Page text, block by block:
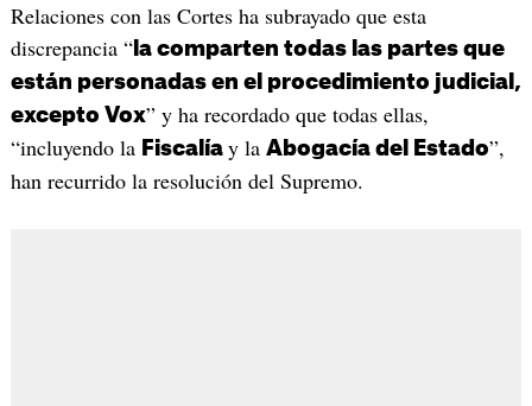
Relaciones con las Cortes ha subrayado que esta
discrepancia “la comparten todas las partes que
están personadas en el procedimiento judicial,
excepto Vox” y ha recordado que todas ellas,
“incluyendo la Fiscalía y la Abogacía del Estado”,
han recurrido la resolución del Supremo.